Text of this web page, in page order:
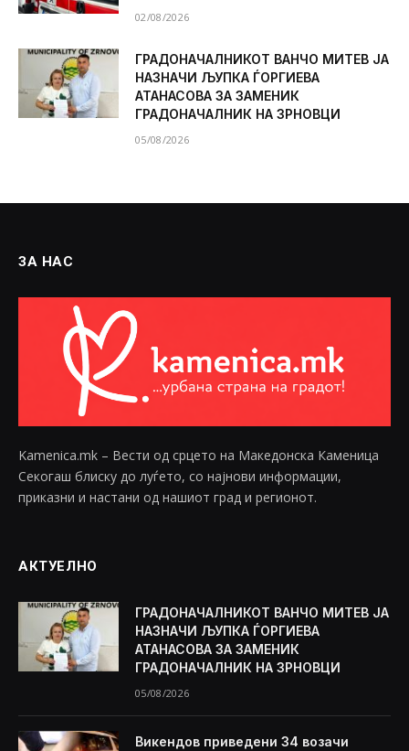
02/08/2026
ГРАДОНАЧАЛНИКОТ ВАНЧО МИТЕВ ЈА
НАЗНАЧИ ЉУПКА ЃОРГИЕВА
АТАНАСОВА ЗА ЗАМЕНИК
ГРАДОНАЧАЛНИК НА ЗРНОВЦИ
05/08/2026
ЗА НАС
Kamenica.mk – Вести од срцето на Македонска Каменица
Секогаш блиску до луѓето, со најнови информации,
приказни и настани од нашиот град и регионот.
АКТУЕЛНО
ГРАДОНАЧАЛНИКОТ ВАНЧО МИТЕВ ЈА
НАЗНАЧИ ЉУПКА ЃОРГИЕВА
АТАНАСОВА ЗА ЗАМЕНИК
ГРАДОНАЧАЛНИК НА ЗРНОВЦИ
05/08/2026
Викендов приведени 34 возачи